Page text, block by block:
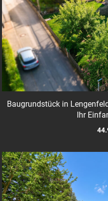
Baugrundstück in
Ihr